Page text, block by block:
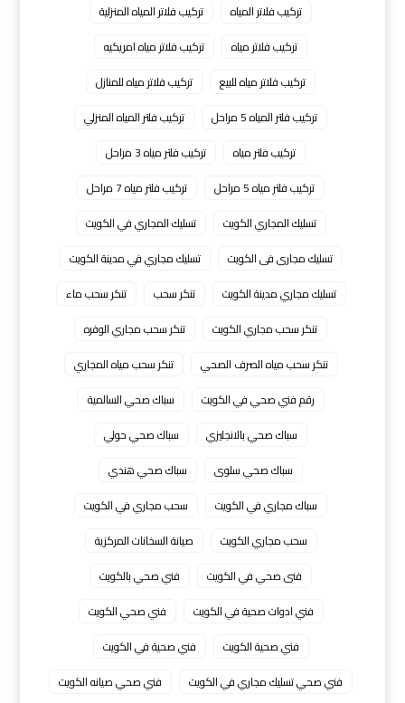
تركيب فلاتر المياه
تركيب فلاتر المياه المنزلية
تركيب فلاتر مياه
تركيب فلاتر مياه امريكيه
تركيب فلاتر مياه للبيع
تركيب فلاتر مياه للمنازل
تركيب فلتر المياه 5 مراحل
تركيب فلتر المياه المنزلي
تركيب فلتر مياه
تركيب فلتر مياه 3 مراحل
تركيب فلتر مياه 5 مراحل
تركيب فلتر مياه 7 مراحل
تسليك المجاري الكويت
تسليك المجاري في الكويت
تسليك مجارى فى الكويت
تسليك مجاري في مدينة الكويت
تسليك مجاري مدينة الكويت
تنكر سحب
تنكر سحب ماء
تنكر سحب مجاري الكويت
تنكر سحب مجاري الوفره
تنكر سحب مياه الصرف الصحي
تنكر سحب مياه المجاري
رقم فني صحي في الكويت
سباك صحي السالمية
سباك صحي بالانجليزي
سباك صحي حولي
سباك صحي سلوى
سباك صحي هندي
سباك مجاري في الكويت
سحب مجاري في الكويت
سحب مجاري الكويت
صيانة السخانات المركزية
فنى صحي في الكويت
فني صحي بالكويت
فني ادوات صحية في الكويت
فني صحي الكويت
فني صحية الكويت
فني صحية في الكويت
فني صحي تسليك مجاري في الكويت
فني صحي صيانه الكويت